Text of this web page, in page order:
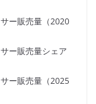
ー販売量（2020
ー販売量シェア
ー販売量（2025